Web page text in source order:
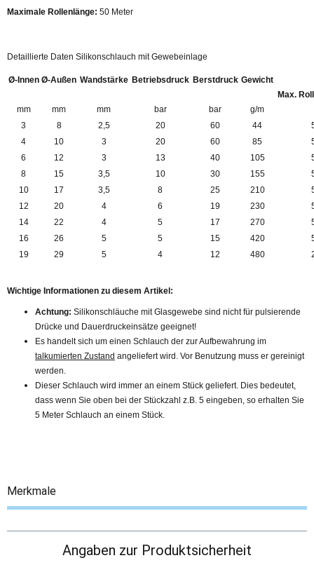
Maximale Rollenlänge: 50 Meter
Detaillierte Daten Silikonschlauch mit Gewebeinlage
Ø-Innen
mm
Ø-Außen
mm
Wandstärke
mm
Betriebsdruck
bar
Berstdruck
bar
Gewicht
g/m
Max.
3 8 2,5 20 60 44
4
10 3 20 60 85
6
12 3 13 40 105
8
15 3,5 10 30 155
10
17 3,5 8 25 210
12
20 4 6 19 230
14
22 4 5 17 270
16
26 5 5 15 420
19
29 5 4 12 480
Wichtige Informationen zu diesem Artikel:
Achtung: Silikonschläuche mit Glasgewebe sind nicht für pulsierende
Drücke und Dauerdruckeinsätze geeignet!
Es handelt sich um einen Schlauch der zur Aufbewahrung im
talkumierten Zustand angeliefert wird. Vor Benutzung muss er gereinigt
werden.
Dieser Schlauch wird immer an einem Stück geliefert. Dies bedeutet,
dass wenn Sie oben bei der Stückzahl z.B. 5 eingeben, so erhalten Sie
5 Meter Schlauch an einem Stück.
Merkmale
Angaben zur Produktsicherheit